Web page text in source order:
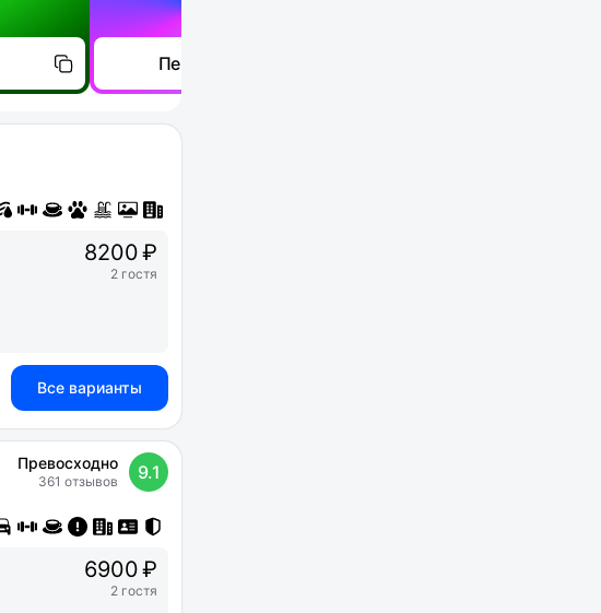
Перейти
8200 ₽
2 гостя
Все варианты
Превосходно
361 отзывов 9.1
6900 ₽
2 гостя